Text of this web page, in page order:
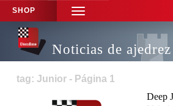
SHOP
TOGGLE
NAVIGATION
Noticias de ajedrez
tag: Junior - Página 1
Deep